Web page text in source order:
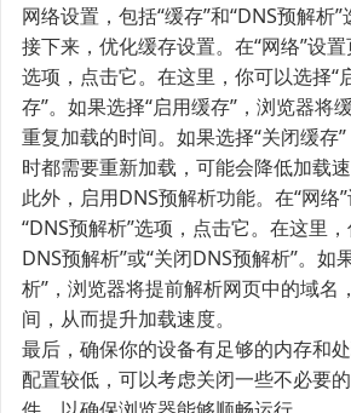
网络设置，包括“缓存”和“DNS预解析”
接下来，优化缓存设置。在“网络”设
选项，点击它。在这里，你可以选择“
存”。如果选择“启用缓存”，浏览器将
重复加载的时间。如果选择“关闭缓存
时都需要重新加载，可能会降低加载速
此外，启用DNS预解析功能。在“网络
“DNS预解析”选项，点击它。在这里
DNS预解析”或“关闭DNS预解析”。如
析”，浏览器将提前解析网页中的域名
间，从而提升加载速度。
最后，确保你的设备有足够的内存和
配置较低，可以考虑关闭一些不必要